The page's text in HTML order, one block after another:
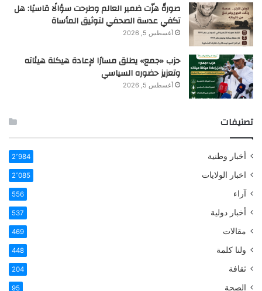
صورةٌ هزّت ضمير العالم وطرحت سؤالًا قاسيًا: هل
تكفي عدسة الصحفي لتوثيق المأساة
أغسطس 5, 2026
حزب «جمع» يطلق مسارًا لإعادة هيكلة هيئاته
وتعزيز حضوره السياسي
أغسطس 5, 2026
تصنيفات
أخبار وطنية 2٬984
اخبار الولايات 2٬085
آراء 556
أخبار دولية 537
مقالات 469
ولنا كلمة 448
ثقافة 204
الصحة 95